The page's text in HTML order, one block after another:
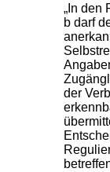
„In den
b darf
der